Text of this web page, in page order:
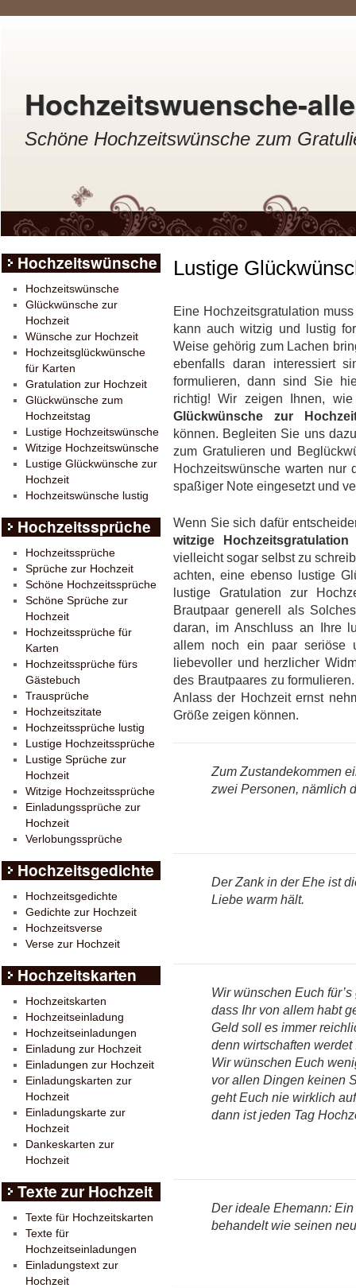
Hochzeitswuensche-
Schöne Hochzeitswünsche zum
Lustige
Eine Hochzeitsgratulation
kann auch witzig und lustig
Weise gehörig zum Lachen
ebenfalls daran interessiert
formulieren, dann sind Sie
richtig! Wir zeigen Ihnen,
Glückwünsche zur
können. Begleiten Sie uns
zum Gratulieren und
Hochzeitswünsche warten nur
spaßiger Note eingesetzt und
Wenn Sie sich dafür
witzige Hochzeitsgratulation
vielleicht sogar selbst zu
achten, eine ebenso lustige
lustige Gratulation zur
Brautpaar generell als
daran, im Anschluss an Ihre
allem noch ein paar seriöse
liebevoller und herzlicher
des Brautpaares zu
Anlass der Hochzeit ernst
Größe zeigen können.
Zum Zustandekommen
zwei Personen, nämlich
Der Zank in der Ehe ist
Liebe warm hält.
Wir wünschen Euch
dass Ihr von allem habt
Geld soll es immer
denn wirtschaften werdet
Wir wünschen Euch
vor allen Dingen keinen
geht Euch nie wirklich
dann ist jeden Tag
Der ideale Ehemann:
behandelt wie seinen
Hochzeitswünsche
Hochzeitswünsche
Glückwünsche zur
Hochzeit
Wünsche zur Hochzeit
Hochzeitsglückwünsche
für Karten
Gratulation zur Hochzeit
Glückwünsche zum
Hochzeitstag
Lustige Hochzeitswünsche
Witzige Hochzeitswünsche
Lustige Glückwünsche zur
Hochzeit
Hochzeitswünsche lustig
Hochzeitssprüche
Hochzeitssprüche
Sprüche zur Hochzeit
Schöne Hochzeitssprüche
Schöne Sprüche zur
Hochzeit
Hochzeitssprüche für
Karten
Hochzeitssprüche fürs
Gästebuch
Trausprüche
Hochzeitszitate
Hochzeitssprüche lustig
Lustige Hochzeitssprüche
Lustige Sprüche zur
Hochzeit
Witzige Hochzeitssprüche
Einladungssprüche zur
Hochzeit
Verlobungssprüche
Hochzeitsgedichte
Hochzeitsgedichte
Gedichte zur Hochzeit
Hochzeitsverse
Verse zur Hochzeit
Hochzeitskarten
Hochzeitskarten
Hochzeitseinladung
Hochzeitseinladungen
Einladung zur Hochzeit
Einladungen zur Hochzeit
Einladungskarten zur
Hochzeit
Einladungskarte zur
Hochzeit
Dankeskarten zur
Hochzeit
Texte zur Hochzeit
Texte für Hochzeitskarten
Texte für
Hochzeitseinladungen
Einladungstext zur
Hochzeit